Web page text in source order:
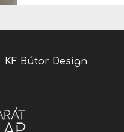
KF Bútor Design